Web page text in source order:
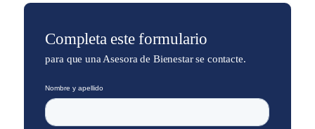
Completa este formulario
para que una Asesora de Bienestar se contacte.